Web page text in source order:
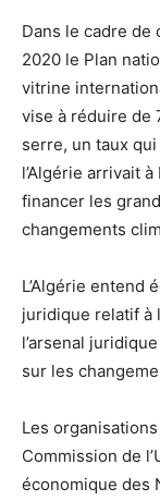
Dans le cadre de
2020 le Plan
vitrine
vise à réduire de
serre, un taux
l’Algérie arrivait
financer les
changements
L’Algérie entend
juridique relatif à
l’arsenal
sur les
Les
Commission de
économique des